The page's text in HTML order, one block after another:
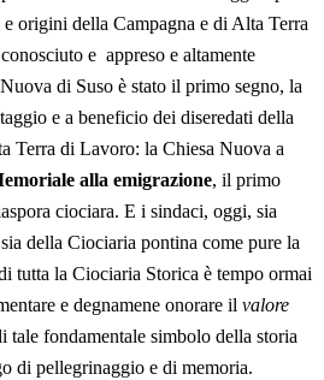
origini della Campagna e di Alta Terra
e appreso e altamente
di Suso è stato il primo segno, la
e a beneficio dei diseredati della
Terra di Lavoro: la Chiesa Nuova a
alla emigrazione, il primo
ciociara. E i sindaci, oggi, sia
della Ciociaria pontina come pure la
tutta la Ciociaria Storica è tempo ormai
e degnamene onorare il valore
tale fondamentale simbolo della storia
di pellegrinaggio e di memoria.